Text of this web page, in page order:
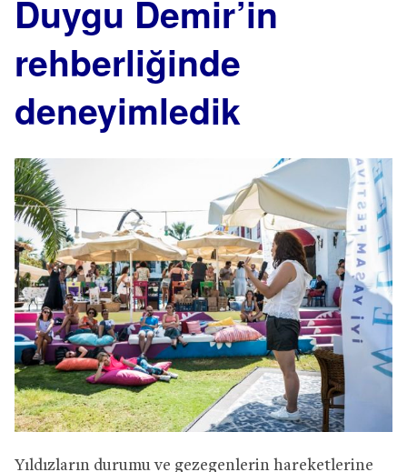
Duygu Demir’in
rehberliğinde
deneyimledik
Yıldızların durumu ve gezegenlerin hareketlerine